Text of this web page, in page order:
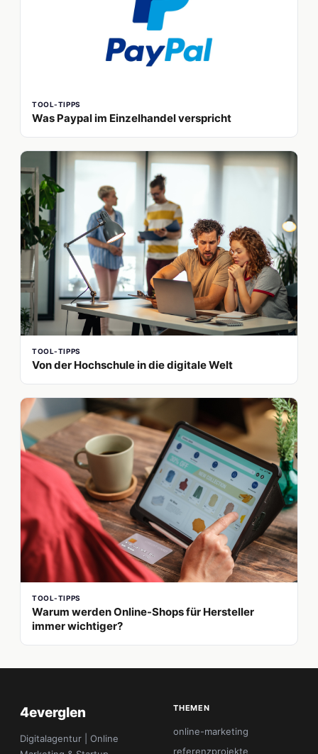
TOOL-TIPPS
Was Paypal im Einzelhandel verspricht
TOOL-TIPPS
Von der Hochschule in die digitale Welt
TOOL-TIPPS
Warum werden Online-Shops für Hersteller
immer wichtiger?
4everglen
Digitalagentur | Online
THEMEN
online-marketing
referenzprojekte